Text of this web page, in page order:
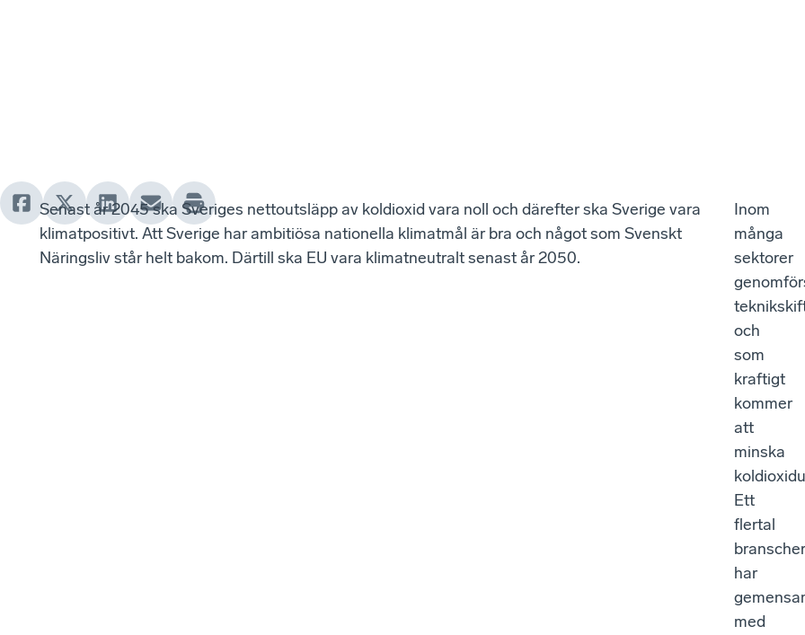
Senast år 2045 ska Sveriges nettoutsläpp av koldioxid vara noll och därefter ska Sverige vara
klimatpositivt. Att Sverige har ambitiösa nationella klimatmål är bra och något som Svenskt
Näringsliv står helt bakom. Därtill ska EU vara klimatneutralt senast år 2050.
Inom
många
sektorer
och
som
kraftigt
kommer
att
minska
Ett
flertal
har
med